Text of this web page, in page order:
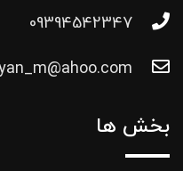
09394542347
بخش ها